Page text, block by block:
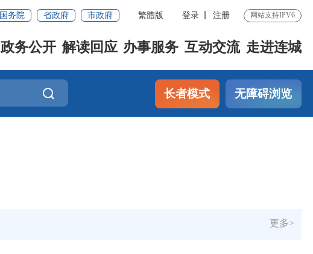
国务院 省政府 市政府 繁體版 登录 注册 网站支持IPV6
政务公开 解读回应 办事服务 互动交流 走进连城
长者模式 无障碍浏览
更多>